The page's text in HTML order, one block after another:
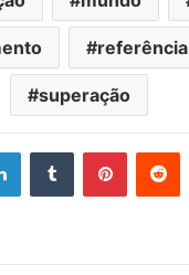
referência
superação